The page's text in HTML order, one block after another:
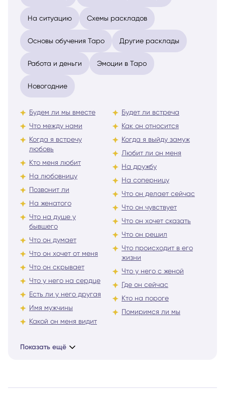
На ситуацию Схемы раскладов
Основы обучения Таро Другие расклады
Работа и деньги Эмоции в Таро
Новогодние
Будем ли мы вместе
Что между нами
Когда я встречу
любовь
Кто меня любит
На любовницу
Позвонит ли
На женатого
Что на душе у
бывшего
Что он думает
Что он хочет от меня
Что он скрывает
Что у него на сердце
Есть ли у него другая
Имя мужчины
Какой он меня видит
Будет ли встреча
Как он относится
Когда я выйду замуж
Любит ли он меня
На дружбу
На соперницу
Что он делает сейчас
Что он чувствует
Что он хочет сказать
Что он решил
Что происходит в его
жизни
Что у него с женой
Где он сейчас
Кто на пороге
Помиримся ли мы
Показать ещё